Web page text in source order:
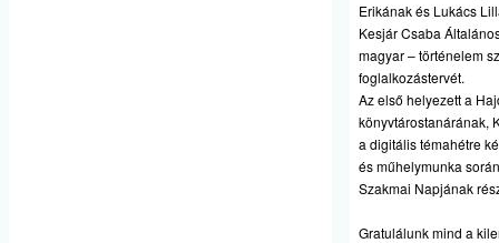
Erikának és Lukács
Kesjár Csaba
magyar – történelem
foglalkozástervét.
Az első helyezett a
könyvtárostanárának,
a digitális témahétre
és műhelymunka
Szakmai Napjának
Gratulálunk mind a